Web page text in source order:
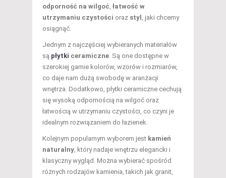
odporność na wilgoć, łatwość w
utrzymaniu czystości oraz styl , jaki chcemy
osiągnąć.
Jednym z najczęściej wybieranych materiałów
są płytki ceramiczne. Są one dostępne w
szerokiej gamie kolorów, wzorów i rozmiarów,
co daje nam dużą swobodę w aranżacji
wnętrza. Dodatkowo, płytki ceramiczne cechują
się wysoką odpornością na wilgoć oraz
łatwością w utrzymaniu czystości, co czyni je
idealnym rozwiązaniem do łazienek.
Kolejnym popularnym wyborem jest kamień
naturalny, który nadaje wnętrzu elegancki i
klasyczny wygląd. Można wybierać spośród
różnych rodzajów kamienia, takich jak granit,